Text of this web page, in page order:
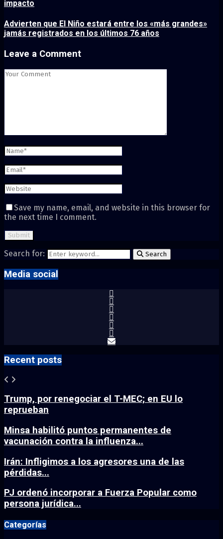
impacto
Advierten que El Niño estará entre los «más grandes»
jamás registrados en los últimos 76 años
Leave a Comment
Save my name, email, and website in this browser for
the next time I comment.
Search for: Search
Media social
Recent posts
Trump, por renegociar el T-MEC; en EU lo
reprueban
Minsa habilitó puntos permanentes de
vacunación contra la influenza...
Irán: Infligimos a los agresores una de las
pérdidas...
PJ ordenó incorporar a Fuerza Popular como
persona jurídica...
Categorías